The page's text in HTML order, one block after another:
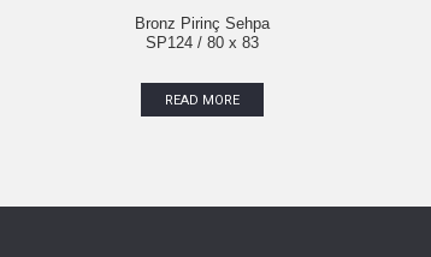
Bronz Pirinç Sehpa
SP124 / 80 x 83
READ MORE